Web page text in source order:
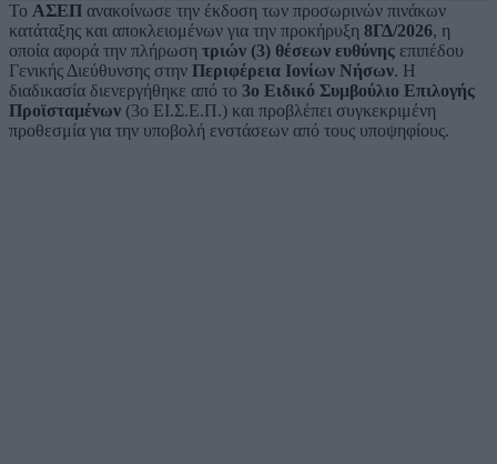
Το ΑΣΕΠ ανακοίνωσε την έκδοση των προσωρινών πινάκων
κατάταξης και αποκλειομένων για την προκήρυξη 8ΓΔ/2026, η
οποία αφορά την πλήρωση τριών (3) θέσεων ευθύνης επιπέδου
Γενικής Διεύθυνσης στην Περιφέρεια Ιονίων Νήσων. Η
διαδικασία διενεργήθηκε από το 3ο Ειδικό Συμβούλιο Επιλογής
Προϊσταμένων (3ο ΕΙ.Σ.Ε.Π.) και προβλέπει συγκεκριμένη
προθεσμία για την υποβολή ενστάσεων από τους υποψηφίους.